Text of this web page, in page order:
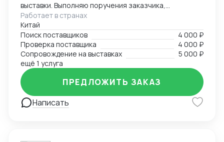
выставки. Выполняю поручения заказчика,
представляю интересы компании в Китае. Оказываю
услуги по контролю качества продукции и загрузке
контейнеров. Опыт работы во внешнеэкономической
деятельности — более 5 лет. Опыт работы
переводчиком — более 10 лет. Есть личный
автомобиль. Имею опыт работы на
производственных предприятиях. Занимаюсь
поиском и заказом брендовых часов, сумок, одежды
и других товаров. Также организую поиск
Работает в странах
Китай
Поиск поставщиков
4 000 ₽
Проверка поставщика
4 000 ₽
Сопровождение на выставках
5 000 ₽
ещё 1 услуга
Написать
ПРЕДЛОЖИТЬ ЗАКАЗ